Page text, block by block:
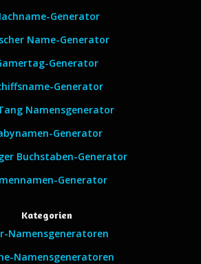
Generator
Name-Generator
Generator
Generator
Namensgenerator
Generator
Buchstaben-Generator
Generator
Kategorien
Namensgeneratoren
Namensgeneratoren